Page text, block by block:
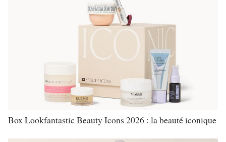
Box Lookfantastic Beauty Icons 2026 : la beauté iconique